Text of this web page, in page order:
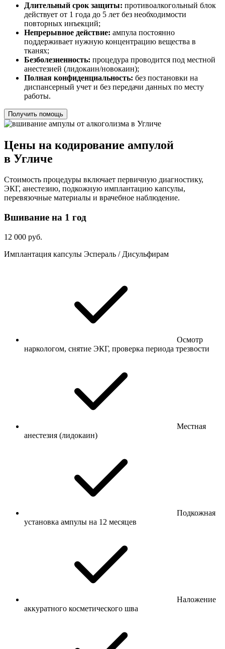
Длительный срок защиты: противоалкогольный блок
действует от 1 года до 5 лет без необходимости
повторных инъекций;
Непрерывное действие: ампула постоянно
поддерживает нужную концентрацию вещества в
тканях;
Безболезненность: процедура проводится под местной
анестезией (лидокаин/новокаин);
Полная конфиденциальность: без постановки на
диспансерный учет и без передачи данных по месту
работы.
Получить помощь
Цены на кодирование ампулой
в Угличе
Стоимость процедуры включает первичную диагностику,
ЭКГ, анестезию, подкожную имплантацию капсулы,
перевязочные материалы и врачебное наблюдение.
Вшивание на 1 год
12 000 руб.
Имплантация капсулы Эспераль / Дисульфирам
Осмотр
наркологом, снятие ЭКГ, проверка периода трезвости
Местная
анестезия (лидокаин)
Подкожная
установка ампулы на 12 месяцев
Наложение
аккуратного косметического шва